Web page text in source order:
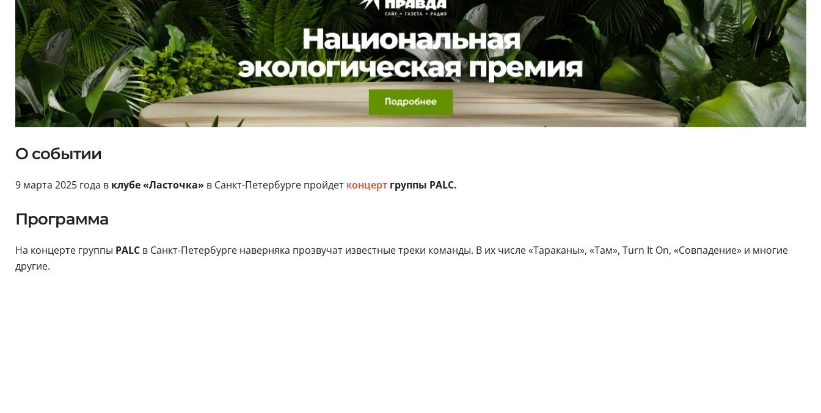
О событии
9 марта 2025 года в клубе «Ласточка» в Санкт-Петербурге пройдет концертгруппы PALC.
Программа
На концерте группы PALCв Санкт-Петербурге наверняка прозвучат известные треки команды. В их числе «Тараканы», «Там», Turn It On, «Совпадение» и многие
другие.